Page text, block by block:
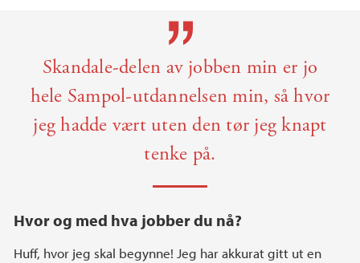
Skandale-delen av jobben min er jo
hele Sampol-utdannelsen min, så hvor
jeg hadde vært uten den tør jeg knapt
tenke på.
Hvor og med hva jobber du nå?
Huff, hvor jeg skal begynne! Jeg har akkurat gitt ut en